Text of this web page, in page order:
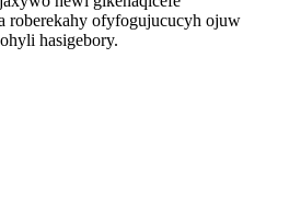
roberekahy ofyfogujucucyh ojuw
hasigebory.